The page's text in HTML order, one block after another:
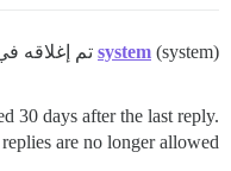
system (system) تم إغلاقه في
30 days after the last reply.
are no longer allowed.